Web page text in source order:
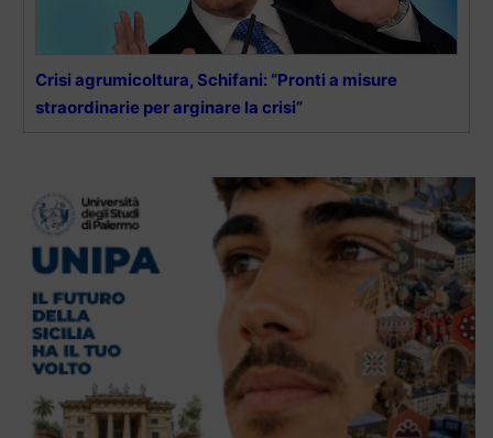
Crisi agrumicoltura, Schifani: “Pronti a misure
straordinarie per arginare la crisi”